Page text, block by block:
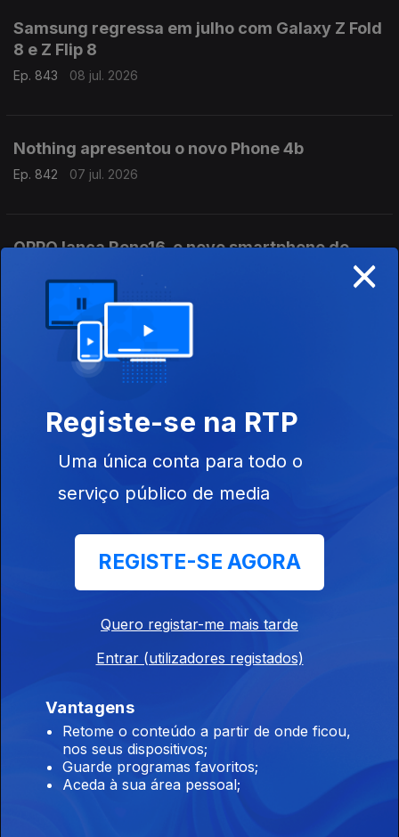
Samsung regressa em julho com Galaxy Z Fold
8 e Z Flip 8
Ep. 843 08 jul. 2026
Nothing apresentou o novo Phone 4b
Ep. 842 07 jul. 2026
OPPO lança Reno16, o novo smartphone de
06 jul. 2026
Microsoft atualiza tablets profissionais com
Qualcomm Snapdragon X2
Ep. 840 03 jul. 2026
Sennheiser apresenta Momentum 5 Wireless,
o novo topo de gama com sustenbilidade e
aúdio de alta resolução
02 jul. 2026
SNAP lança óculos autónomos de realidade
aumentada, os AR Glasses
Chegam ao mercado os novos computadores
portáteis Nvidia RTX Spark
×
Registe-se na RTP
Uma única conta para todo o
serviço público de media
REGISTE-SE AGORA
Quero registar-me mais tarde
Entrar (utilizadores registados)
Vantagens
Retome o conteúdo a partir de onde ficou,
nos seus dispositivos;
Guarde programas favoritos;
Aceda à sua área pessoal;